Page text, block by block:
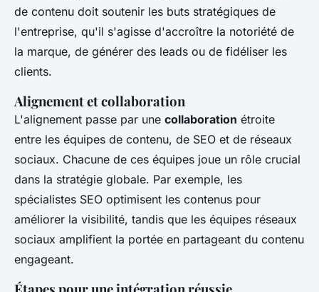
de contenu doit soutenir les buts stratégiques de
l'entreprise, qu'il s'agisse d'accroître la notoriété de
la marque, de générer des leads ou de fidéliser les
clients.
Alignement et collaboration
L'alignement passe par une collaboration étroite
entre les équipes de contenu, de SEO et de réseaux
sociaux. Chacune de ces équipes joue un rôle crucial
dans la stratégie globale. Par exemple, les
spécialistes SEO optimisent les contenus pour
améliorer la visibilité, tandis que les équipes réseaux
sociaux amplifient la portée en partageant du contenu
engageant.